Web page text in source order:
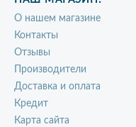
О нашем магазине
Контакты
Отзывы
Производители
Доставка и оплата
Кредит
Карта сайта